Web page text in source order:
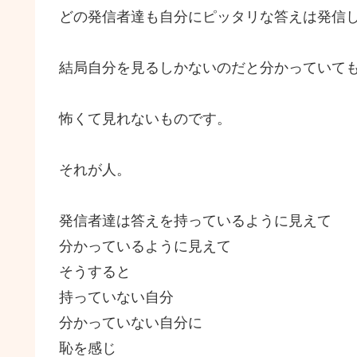
どの発信者達も自分にピッタリな答えは発信
結局自分を見るしかないのだと分かっていても
怖くて見れないものです。
それが人。
発信者達は答えを持っているように見えて
分かっているように見えて
そうすると
持っていない自分
分かっていない自分に
恥を感じ